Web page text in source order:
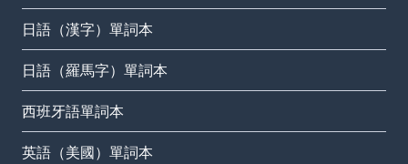
日語（漢字）單詞本
日語（羅馬字）單詞本
西班牙語單詞本
英語（美國）單詞本